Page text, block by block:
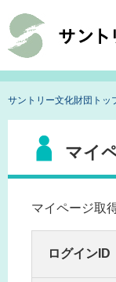
サントリー文化財団トッ
マイ
マイページ取
ログインID